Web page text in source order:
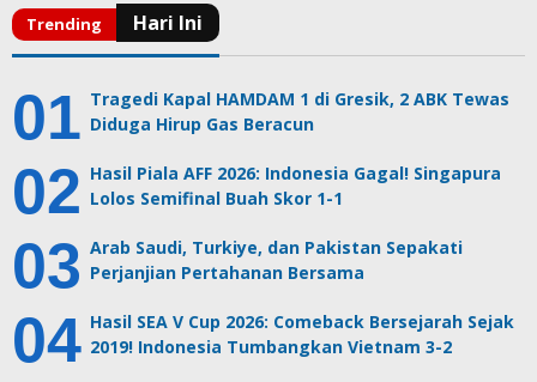
Tragedi Kapal HAMDAM 1 di Gresik, 2 ABK Tewas
Diduga Hirup Gas Beracun
Hasil Piala AFF 2026: Indonesia Gagal! Singapura
Lolos Semifinal Buah Skor 1-1
Arab Saudi, Turkiye, dan Pakistan Sepakati
Perjanjian Pertahanan Bersama
Hasil SEA V Cup 2026: Comeback Bersejarah Sejak
2019! Indonesia Tumbangkan Vietnam 3-2